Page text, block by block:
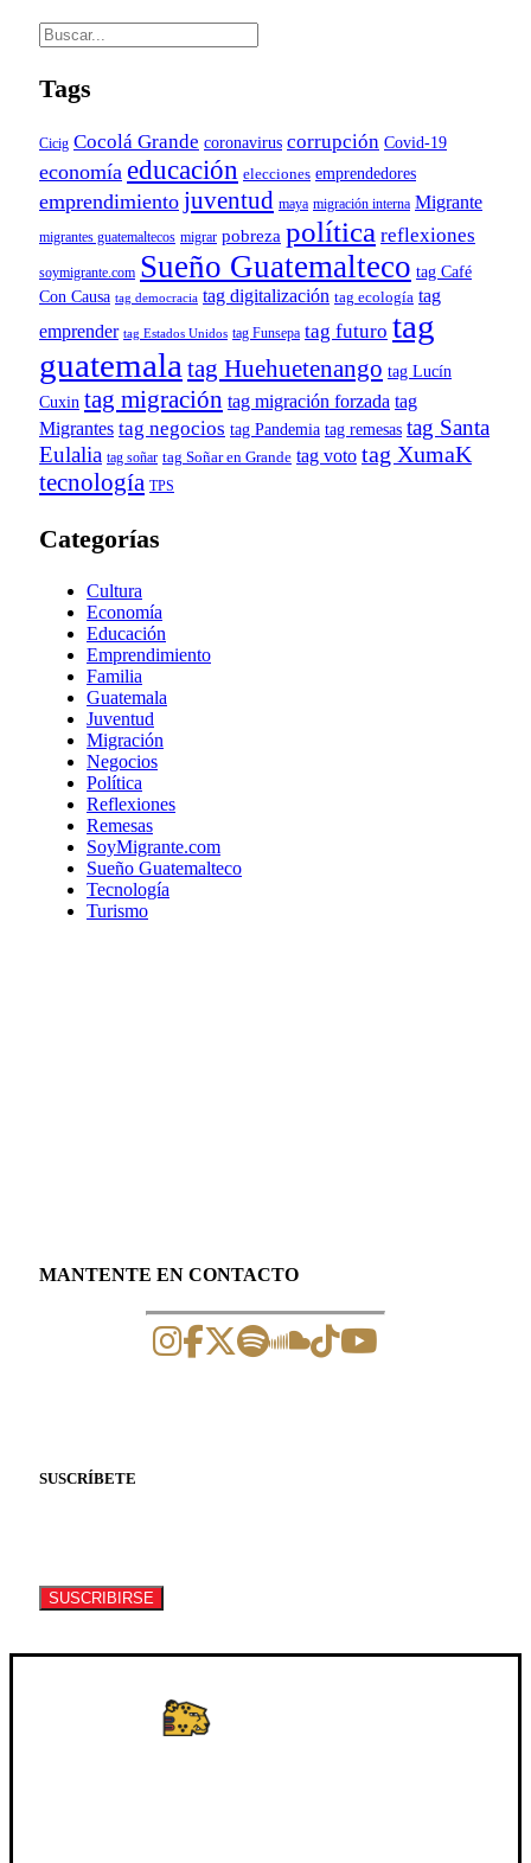
Tags
Cicig Cocolá Grande coronavirus corrupción Covid-19
economía educación elecciones emprendedores
emprendimiento juventud maya migración interna Migrante
migrantes guatemaltecos migrar pobreza política reflexiones
soymigrante.com Sueño Guatemalteco tag Café
Con Causa tag democracia tag digitalización tag ecología tag
emprender tag Estados Unidos tag Funsepa tag futuro tag
guatemalatag Huehuetenango tag Lucín
Cuxin tag migración tag migración forzada tag
Migrantes tag negocios tag Pandemia tag remesas tag Santa
Eulalia tag soñar tag Soñar en Grande tag voto tag XumaK
tecnología TPS
Categorías
Cultura
Economía
Educación
Emprendimiento
Familia
Guatemala
Juventud
Migración
Negocios
Política
Reflexiones
Remesas
SoyMigrante.com
Sueño Guatemalteco
Tecnología
Turismo
MANTENTE EN CONTACTO
SUSCRÍBETE
SUSCRIBIRSE